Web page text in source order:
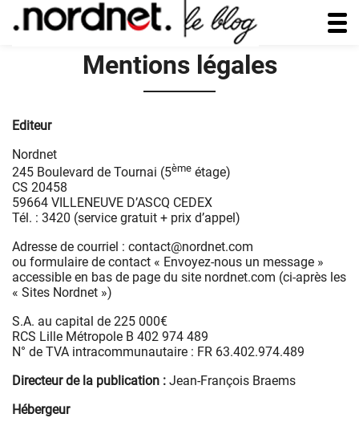
Mentions légales
Editeur
Nordnet
245 Boulevard de Tournai (5ème étage)
CS 20458
59664 VILLENEUVE D’ASCQ CEDEX
Tél. : 3420 (service gratuit + prix d’appel)
Adresse de courriel : contact@nordnet.com
ou formulaire de contact « Envoyez-nous un message »
accessible en bas de page du site nordnet.com (ci-après les
« Sites Nordnet »)
S.A. au capital de 225 000€
RCS Lille Métropole B 402 974 489
N° de TVA intracommunautaire : FR 63.402.974.489
Directeur de la publication : Jean-François Braems
Hébergeur